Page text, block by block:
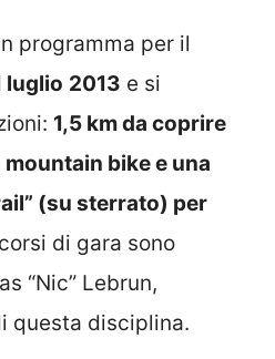
programma per il
luglio 2013 e si
1,5 km da coprire
bike e una
(su sterrato) per
di gara sono
“Nic” Lebrun,
questa disciplina.